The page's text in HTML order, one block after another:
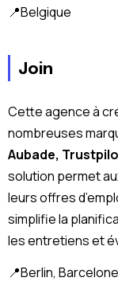
📍Belgique
Join
Cette agence à
nombreuses
Aubade,
solution permet
leurs offres
simplifie la
les entretiens et
📍Berlin, Barcelone